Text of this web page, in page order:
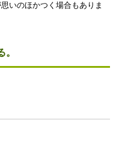
いのほかつく場合もありま